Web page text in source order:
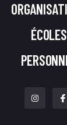
ÉCOLES